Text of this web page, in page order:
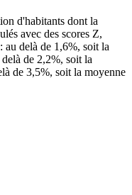
d'habitants dont la
avec des scores Z,
au delà de 1,6%, soit la
de 2,2%, soit la
de 3,5%, soit la moyenne